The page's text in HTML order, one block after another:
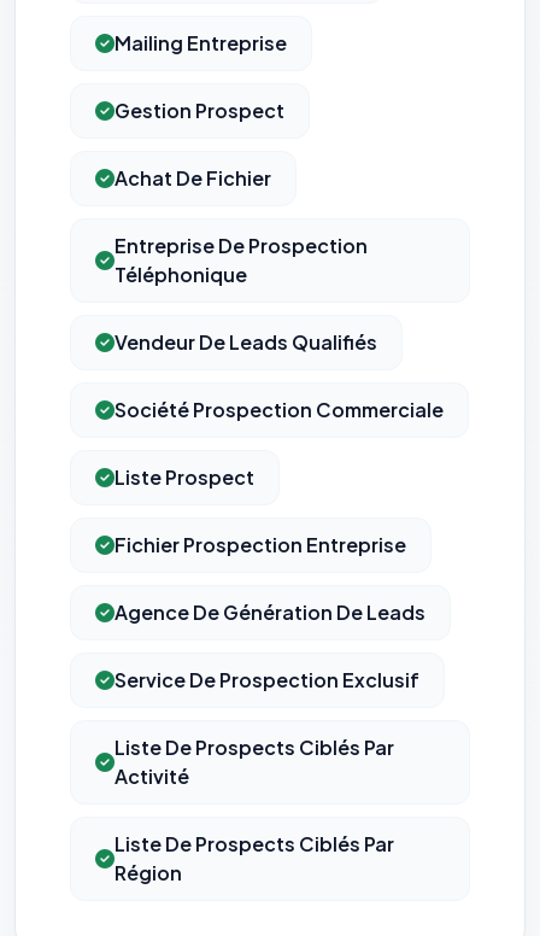
Mailing Entreprise
Gestion Prospect
Achat De Fichier
Entreprise De Prospection
Téléphonique
Vendeur De Leads Qualifiés
Société Prospection Commerciale
Liste Prospect
Fichier Prospection Entreprise
Agence De Génération De Leads
Service De Prospection Exclusif
Liste De Prospects Ciblés Par
Activité
Liste De Prospects Ciblés Par
Région